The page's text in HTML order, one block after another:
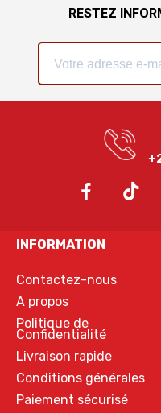
RESTEZ
INFORMATION
Contactez-nous
A propos
Politique de
Confidentialité
Livraison rapide
Conditions générales
Paiement sécurisé